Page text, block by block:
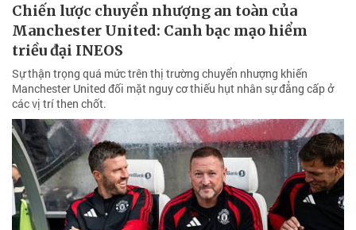
Chiến lược chuyển nhượng an toàn của
Manchester United: Canh bạc mạo hiểm
triều đại INEOS
Sự thận trọng quá mức trên thị trường chuyển nhượng khiến
Manchester United đối mặt nguy cơ thiếu hụt nhân sự đẳng cấp ở
các vị trí then chốt.